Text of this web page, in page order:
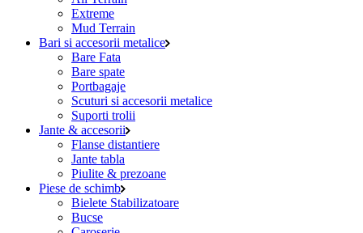
Extreme
Mud Terrain
Bari si accesorii metalice
Bare Fata
Bare spate
Portbagaje
Scuturi si accesorii metalice
Suporti trolii
Jante & accesorii
Flanse distantiere
Jante tabla
Piulite & prezoane
Piese de schimb
Bielete Stabilizatoare
Bucse